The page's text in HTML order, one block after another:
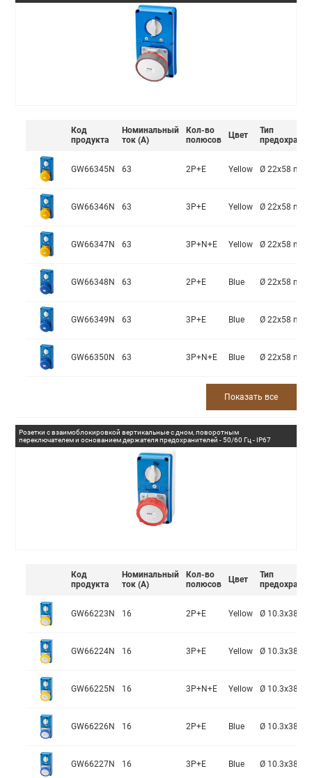
Код
продукта
Номинальный
ток (А)
Кол-во
полюсов
Цвет
Тип
GW66345N 63 2P+E Yellow Ø 22x58 mm
GW66346N 63 3P+E Yellow Ø 22x58 mm
GW66347N 63 3P+N+E Yellow Ø 22x58 mm
GW66348N 63 2P+E Blue Ø 22x58 mm
GW66349N 63 3P+E Blue Ø 22x58 mm
GW66350N 63 3P+N+E Blue Ø 22x58 mm
Показать все
Розетки с взаимоблокировкой вертикальные с дном, поворотным
переключателем и основанием держателя предохранителей - 50/60 Гц - IP67
Код
продукта
Номинальный
ток (А)
Кол-во
полюсов
Цвет
Тип
GW66223N 16 2P+E Yellow Ø 10.3x38
GW66224N 16 3P+E Yellow Ø 10.3x38
GW66225N 16 3P+N+E Yellow Ø 10.3x38
GW66226N 16 2P+E Blue Ø 10.3x38
GW66227N 16 3P+E Blue Ø 10.3x38